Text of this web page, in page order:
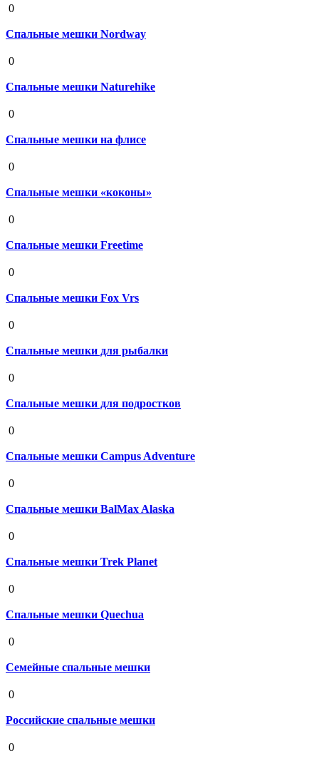
0
Спальные мешки Nordway
0
Спальные мешки Naturehike
0
Спальные мешки на флисе
0
Спальные мешки «коконы»
0
Спальные мешки Freetime
0
Спальные мешки Fox Vrs
0
Спальные мешки для рыбалки
0
Спальные мешки для подростков
0
Спальные мешки Campus Adventure
0
Спальные мешки BalMax Alaska
0
Спальные мешки Trek Planet
0
Спальные мешки Quechua
0
Семейные спальные мешки
0
Российские спальные мешки
0